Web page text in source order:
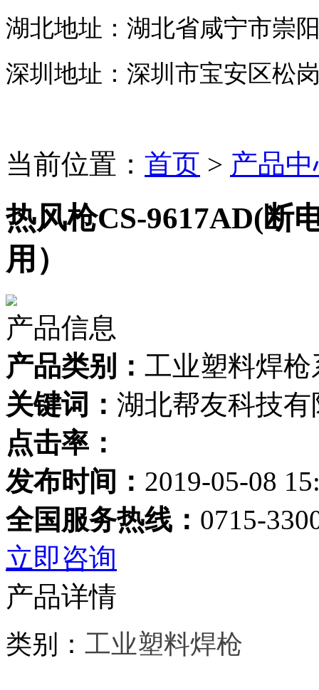
湖北地址：湖北省咸宁市崇
深圳地址：深圳市宝安区松
当前位置： 首页 > 产品
热风枪CS-9617AD(断
用）
产品信息
产品类别： 工业塑料焊枪
关键词： 湖北帮友科技有
点击率：
发布时间： 2019-05-08
全国服务热线： 0715-
立即咨询
产品详情
类别： 工业塑料焊枪